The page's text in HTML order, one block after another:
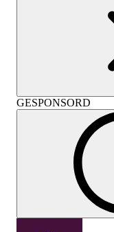
GESPONSORD